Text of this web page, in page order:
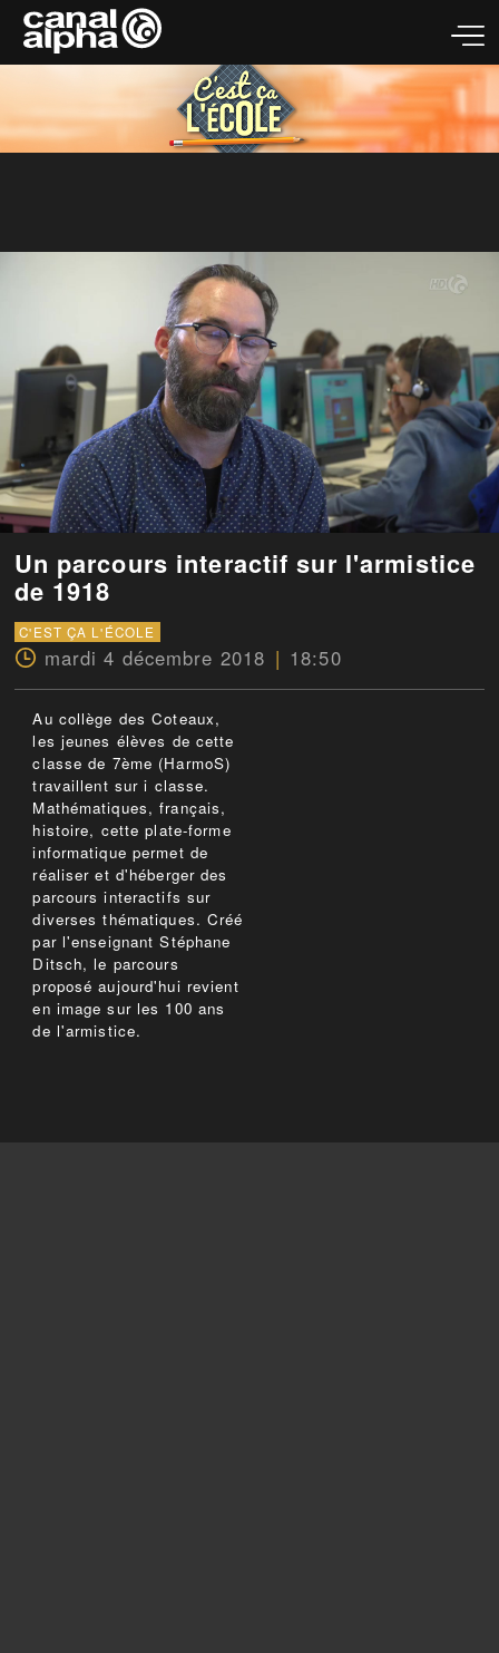
Un parcours interactif sur l'armistice
de 1918
C'EST ÇA L'ÉCOLE
mardi 4 décembre 2018 18:50
Au collège des Coteaux,
les jeunes élèves de cette
classe de 7ème (HarmoS)
travaillent sur i classe.
Mathématiques, français,
histoire, cette plate-forme
informatique permet de
réaliser et d'héberger des
parcours interactifs sur
diverses thématiques. Créé
par l'enseignant Stéphane
Ditsch, le parcours
proposé aujourd'hui revient
en image sur les 100 ans
de l'armistice.